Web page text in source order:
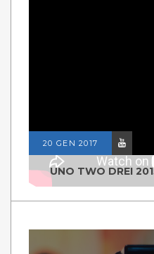
20 GEN 2017